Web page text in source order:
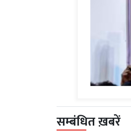
सम्बंधित ख़बरें